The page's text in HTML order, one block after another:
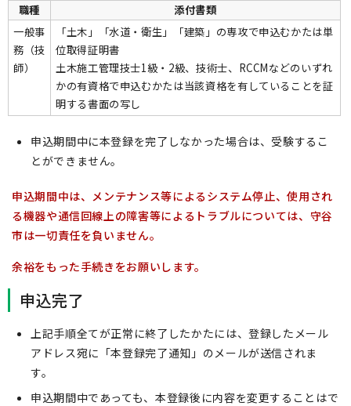
職種
添付書類
一般事
務（技
師）
「土木」「水道・衛生」「建築」の専攻で申込むかたは単
位取得証明書
土木施工管理技士1級・2級、技術士、RCCMなどのいずれ
かの有資格で申込むかたは当該資格を有していることを証
明する書面の写し
申込期間中に本登録を完了しなかった場合は、受験するこ
とができません。
申込期間中は、メンテナンス等によるシステム停止、使用され
る機器や通信回線上の障害等によるトラブルについては、守谷
市は一切責任を負いません。
余裕をもった手続きをお願いします。
申込完了
上記手順全てが正常に終了したかたには、登録したメール
アドレス宛に「本登録完了通知」のメールが送信されま
す。
申込期間中であっても、本登録後に内容を変更することはで